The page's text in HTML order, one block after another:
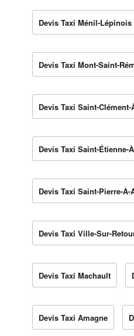
Devis Taxi Ménil-Lépinois
Devis Taxi Mont-Saint-
Devis Taxi Saint-Clément-
Devis Taxi Saint-Étienne-
Devis Taxi Saint-Pierre-À-
Devis Taxi Ville-Sur-
Devis Taxi Machault
Devis Taxi Amagne